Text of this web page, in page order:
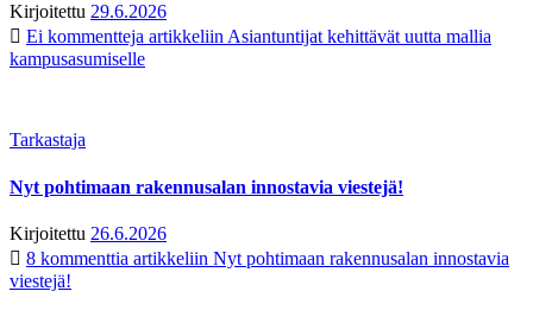
Kirjoitettu 29.6.2026
Ei kommentteja artikkeliin Asiantuntijat kehittävät uutta mallia
kampusasumiselle
Tarkastaja
Nyt pohtimaan rakennusalan innostavia viestejä!
Kirjoitettu 26.6.2026
8 kommenttia artikkeliin Nyt pohtimaan rakennusalan innostavia
viestejä!